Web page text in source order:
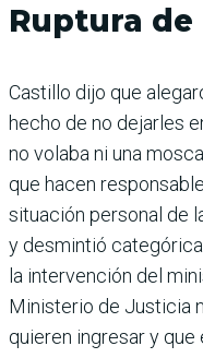
Ruptura de
Castillo dijo que
hecho de no dejarles
no volaba ni una
que hacen
situación personal de
y desmintió
la intervención del
Ministerio de Justicia
quieren ingresar y que